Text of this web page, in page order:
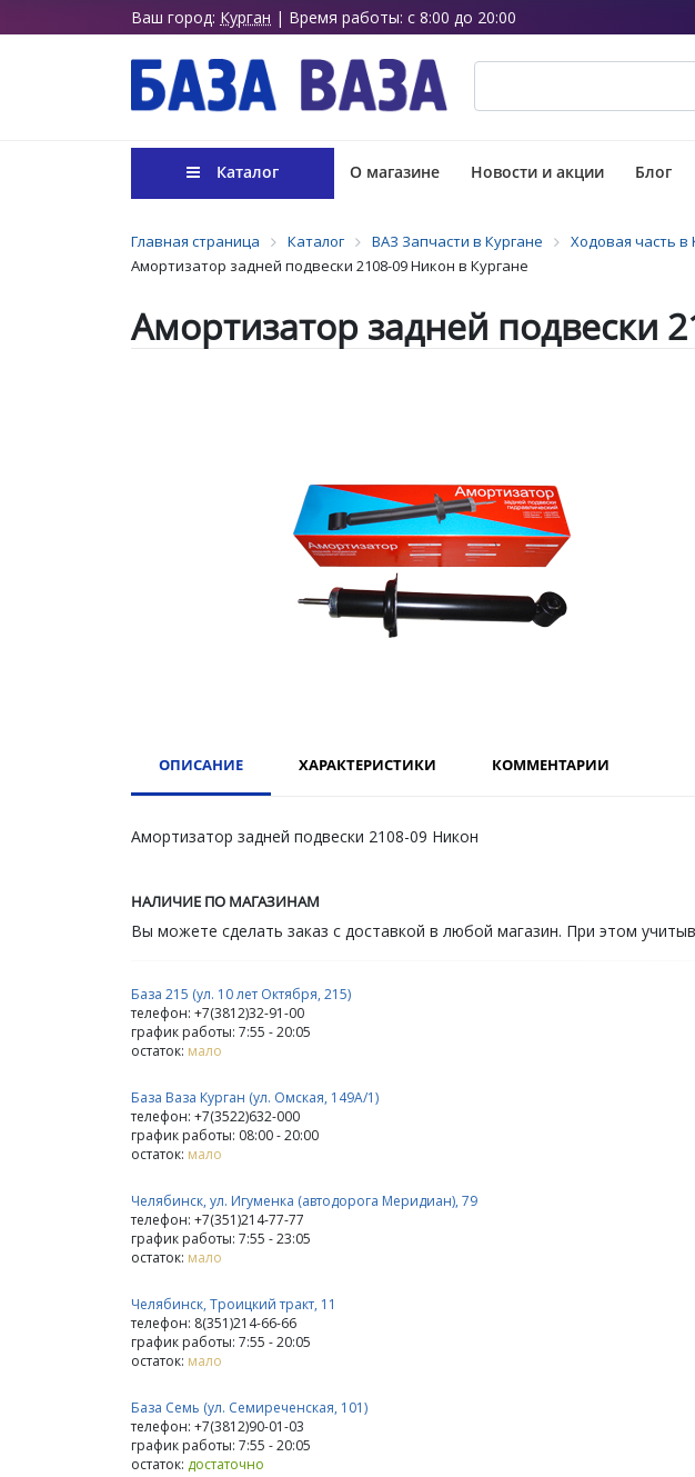
Ваш город: Курган | Время работы: с 8:00 до 20:00
Каталог О магазине Новости и акции Блог
Главная страница Каталог ВАЗ Запчасти в Кургане Ходовая часть в
Амортизатор задней подвески 2108-09 Никон в Кургане
Амортизатор задней подвески
ОПИСАНИЕ ХАРАКТЕРИСТИКИ КОММЕНТАРИИ
Амортизатор задней подвески 2108-09 Никон
НАЛИЧИЕ ПО МАГАЗИНАМ
Вы можете сделать заказ с доставкой в любой магазин. При этом
База 215 (ул. 10 лет Октября, 215)
телефон: +7(3812)32-91-00
график работы: 7:55 - 20:05
остаток: мало
База Ваза Курган (ул. Омская, 149А/1)
телефон: +7(3522)632-000
график работы: 08:00 - 20:00
остаток: мало
Челябинск, ул. Игуменка (автодорога Меридиан), 79
телефон: +7(351)214-77-77
график работы: 7:55 - 23:05
остаток: мало
Челябинск, Троицкий тракт, 11
телефон: 8(351)214-66-66
график работы: 7:55 - 20:05
остаток: мало
База Семь (ул. Семиреченская, 101)
телефон: +7(3812)90-01-03
график работы: 7:55 - 20:05
остаток: достаточно